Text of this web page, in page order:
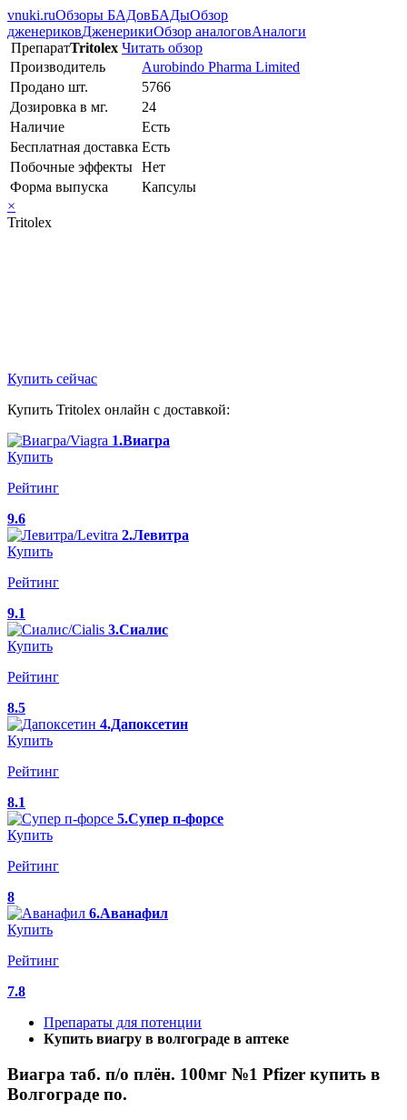
vnuki.ruОбзоры БАДовБАДыОбзор
дженериковДженерикиОбзор аналоговАналоги
ПрепаратTritolex Читать обзор
Производитель
Aurobindo Pharma Limited
Продано шт.
5766
Дозировка в мг.
24
Наличие
Есть
Бесплатная доставка Есть
Побочные эффекты Нет
Форма выпуска
Капсулы
×
Tritolex
Купить сейчас
Купить Tritolex онлайн с доставкой:
1.Виагра
Купить
Рейтинг
9.6
2.Левитра
Купить
Рейтинг
9.1
3.Сиалис
Купить
Рейтинг
8.5
4.Дапоксетин
Купить
Рейтинг
8.1
5.Супер п-форсе
Купить
Рейтинг
8
6.Аванафил
Купить
Рейтинг
7.8
Препараты для потенции
Купить виагру в волгограде в аптеке
Виагра таб. п/о плён. 100мг №1 Pfizer купить в
Волгограде по.